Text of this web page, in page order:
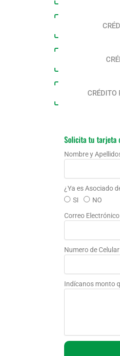
CRÉDITO
Solicita tu tarjeta
Nombre y
¿Ya es Asociado
SI
NO
Correo Electrónico
Numero de Celular
Indícanos monto